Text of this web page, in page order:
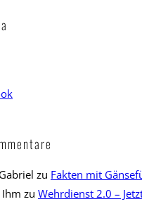
zu Fakten mit
zu Wehrdienst 2.0 –